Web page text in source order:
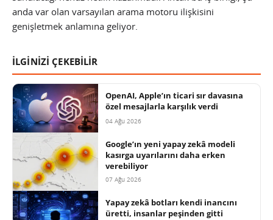
anda var olan varsayılan arama motoru ilişkisini
genişletmek anlamına geliyor.
İLGİNİZİ ÇEKEBİLİR
OpenAI, Apple’ın ticari sır davasına
özel mesajlarla karşılık verdi
04 Ağu 2026
Google’ın yeni yapay zekâ modeli
kasırga uyarılarını daha erken
verebiliyor
07 Ağu 2026
Yapay zekâ botları kendi inancını
üretti, insanlar peşinden gitti